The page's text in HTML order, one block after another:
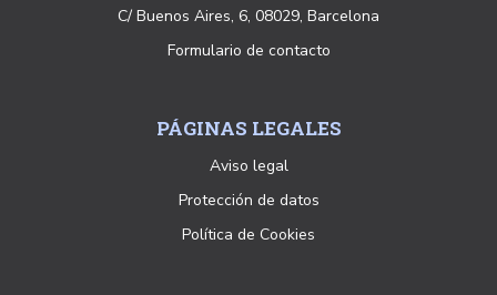
C/ Buenos Aires, 6, 08029, Barcelona
Formulario de contacto
PÁGINAS LEGALES
Aviso legal
Protección de datos
Política de Cookies